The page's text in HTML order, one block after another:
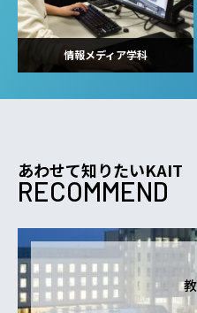
情報メディア学科
あわせて知りたいKAIT
RECOMMEND